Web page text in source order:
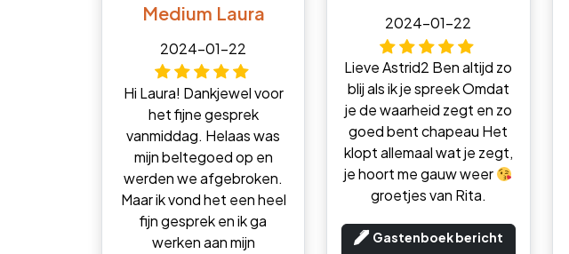
Medium Laura
2024-01-22
Hi Laura! Dankjewel voor
het fijne gesprek
vanmiddag. Helaas was
mijn beltegoed op en
werden we afgebroken.
Maar ik vond het een heel
fijn gesprek en ik ga
werken aan mijn
2024-01-22
Lieve Astrid2 Ben altijd zo
blij als ik je spreek Omdat
je de waarheid zegt en zo
goed bent chapeau Het
klopt allemaal wat je zegt,
je hoort me gauw weer
groetjes van Rita.
Gastenboek bericht